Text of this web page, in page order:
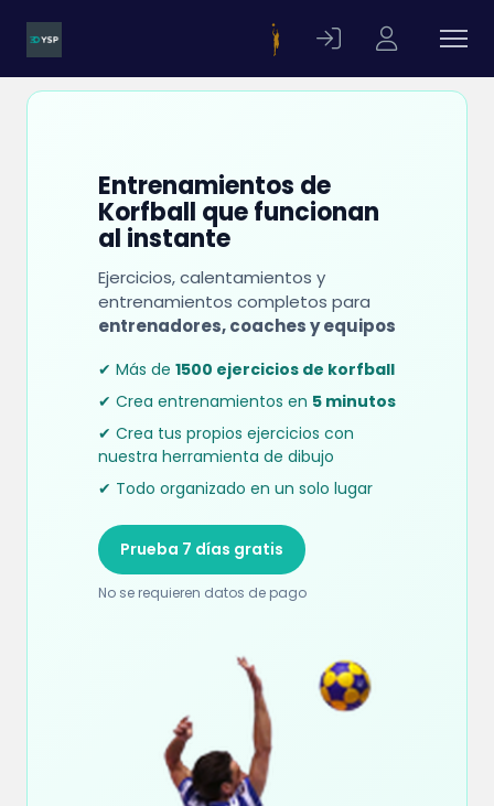
Entrenamientos de
Korfball que funcionan
al instante
Ejercicios, calentamientos y
entrenamientos completos para
entrenadores, coaches y equipos
✔ Más de 1500 ejercicios de korfball
✔ Crea entrenamientos en 5 minutos
✔ Crea tus propios ejercicios con
nuestra herramienta de dibujo
✔ Todo organizado en un solo lugar
Prueba 7 días gratis
No se requieren datos de pago